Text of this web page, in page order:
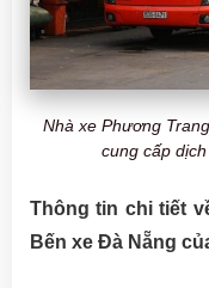
Nhà xe Phương
cung cấp
Thông tin chi tiết
Bến xe Đà Nẵng